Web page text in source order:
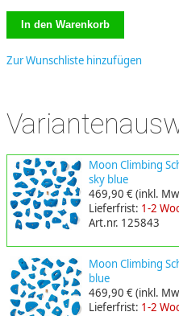
Zur Wunschliste hinzufügen
Moon Climbing
sky blue
469,90 €(inkl.
Lieferfrist: 1-2
Art.nr. 125843
Moon Climbing
blue
469,90 €(inkl.
Lieferfrist: 1-2